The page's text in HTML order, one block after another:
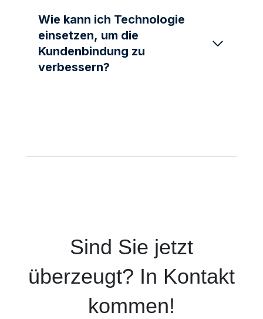
Wie kann ich Technologie
einsetzen, um die
Kundenbindung zu
verbessern?
Sind Sie jetzt
überzeugt? In Kontakt
kommen!